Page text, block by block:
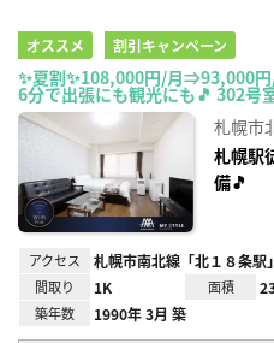
オススメ 割引キャンペーン
✨夏割✨108,000円/月⇒93,000
6分で出張にも観光にも🎵 302号
札幌市
札幌駅
備🎵
アクセス 札幌市南北線「北１８条駅
間取り 1K 面積
築年数 1990年 3月 築